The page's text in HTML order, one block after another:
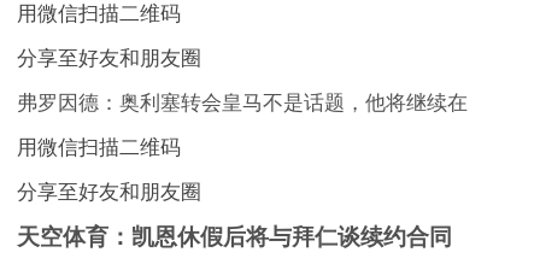
用微信扫描二维码
分享至好友和朋友圈
弗罗因德：奥利塞转会皇马不是话题，他将继续在
用微信扫描二维码
分享至好友和朋友圈
天空体育：凯恩休假后将与拜仁谈续约合同